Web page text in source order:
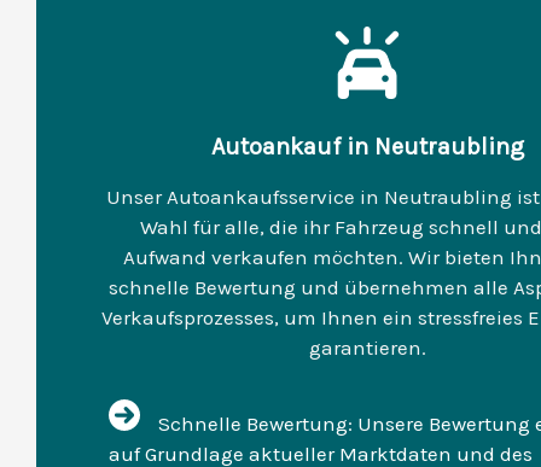
Autoankauf in Neutraubling
Unser Autoankaufsservice in Neutraubling
Wahl für alle, die ihr Fahrzeug schnell
Aufwand verkaufen möchten. Wir bieten
schnelle Bewertung und übernehmen alle
Verkaufsprozesses, um Ihnen ein stressfreies
garantieren.
Schnelle Bewertung: Unsere Bewertung
auf Grundlage aktueller Marktdaten und des